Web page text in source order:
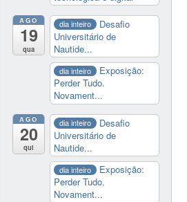
AGO
19
qua
dia inteiro
Desafio
Universitário de
Nautide...
dia inteiro
Exposição:
Perder Tudo.
Novament...
AGO
20
qui
dia inteiro
Desafio
Universitário de
Nautide...
dia inteiro
Exposição:
Perder Tudo.
Novament...